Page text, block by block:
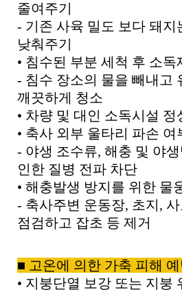
줄여주기
- 기존 사육 밀도 보다 돼지
낮춰주기
• 침수된 부분 세척 후 소독
- 침수 장소의 물을 빼내고
깨끗하게 청소
• 차량 및 대인 소독시설 정
• 축사 외부 울타리 파손 여
- 야생 조수류, 해충 및 야
인한 질병 전파 차단
• 해충발생 방지를 위한 물
- 축사주변 운동장, 초지 ,
점검하고 잡초 등 제거
■ 고온에 의한 가축 피해
• 지붕단열 보강 또는 지붕